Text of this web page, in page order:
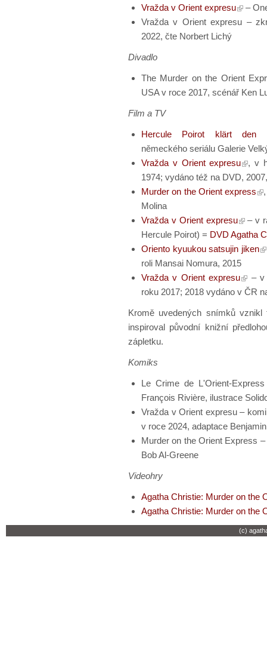
Vražda v Orient expresu
–
Vražda v Orient expresu –
2022, čte Norbert Lichý
Divadlo
The Murder on the Orient
USA v roce 2017, scénář Ken
Film a TV
Hercule Poirot klärt den
německého seriálu Galerie
Vražda v Orient expresu
, v
1974; vydáno též na DVD,
Murder on the Orient express
Molina
Vražda v Orient expresu
– v
Hercule Poirot) = DVD Agatha
Oriento kyuukou satsujin jiken
roli Mansai Nomura, 2015
Vražda v Orient expresu
– v
roku 2017; 2018 vydáno v ČR
Kromě uvedených snímků
inspiroval původní knižní
zápletku.
Komiks
Le Crime de L'Orient-
François Rivière, ilustrace
Vražda v Orient expresu –
v roce 2024, adaptace
Murder on the Orient Express
Bob Al-Greene
Videohry
Agatha Christie: Murder on the
Agatha Christie: Murder on the
(c)